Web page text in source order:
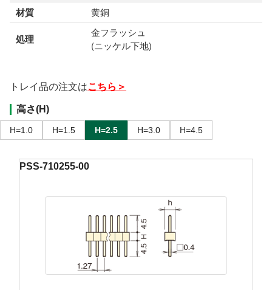
材質
黄銅
処理
金フラッシュ
(ニッケル下地)
トレイ品の注文はこちら＞
高さ(H)
H=1.0 H=1.5 H=2.5 H=3.0 H=4.5
PSS-710255-00